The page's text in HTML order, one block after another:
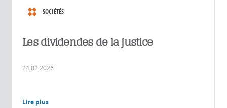
SOCIÉTÉS
Les dividendes de la justice
24.02.2026
Lire plus